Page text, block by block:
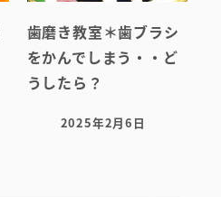
歯磨き教室＊歯ブラシ
をかんでしまう・・ど
うしたら？
投稿日
2025年2月6日